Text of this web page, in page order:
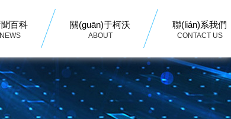
百科
NEWS
關(guān)于柯沃
ABOUT
聯(lián)系我們
CONTACT US